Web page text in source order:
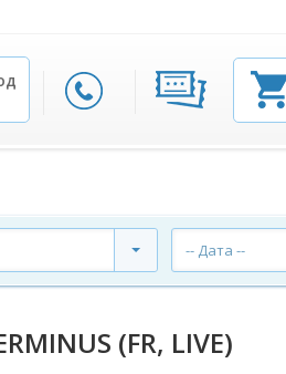
-- Дата --
(FR, LIVE)